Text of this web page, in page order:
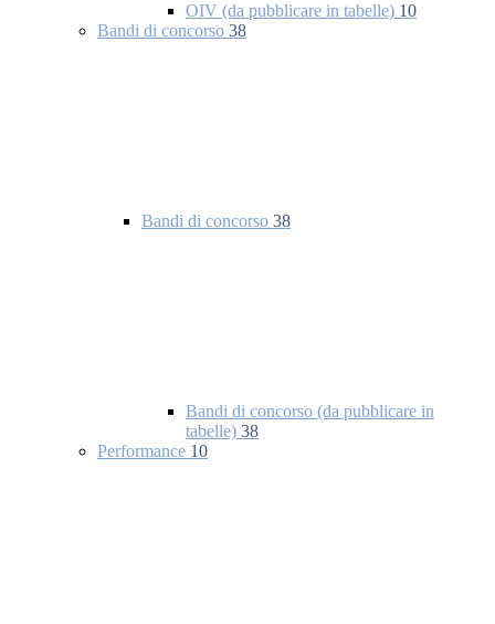
OIV (da pubblicare in tabelle) 10
Bandi di concorso 38
Bandi di concorso 38
Bandi di concorso (da pubblicare in
tabelle) 38
Performance 10